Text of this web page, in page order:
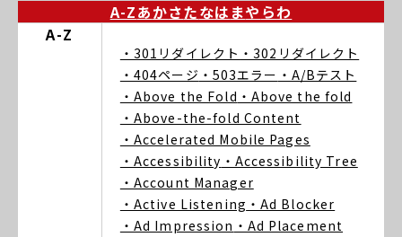
A-Zあかさたなは まや らわ
A-Z
・301リダイレクト ・302リダイレクト
・404ページ ・503エラー ・A/Bテスト
・Above the Fold ・Above the fold
・Above-the-fold Content
・Accelerated Mobile Pages
・Accessibility ・Accessibility Tree
・Account Manager
・Active Listening ・Ad Blocker
・Ad Impression ・Ad Placement